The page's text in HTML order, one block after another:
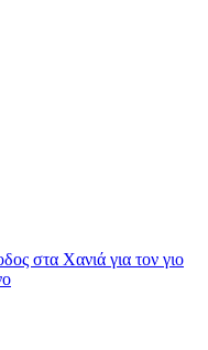
στα Χανιά για τον γιο